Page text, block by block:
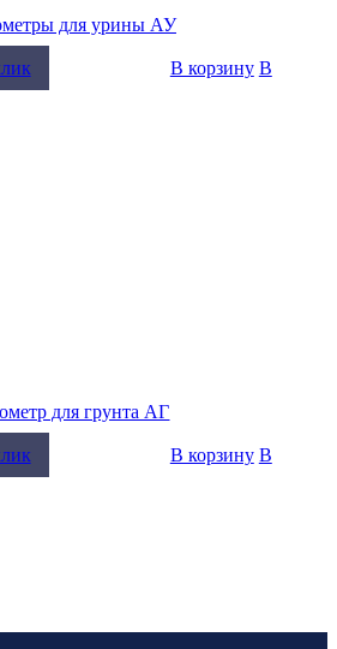
для урины АУ
В корзину В
для грунта АГ
В корзину В